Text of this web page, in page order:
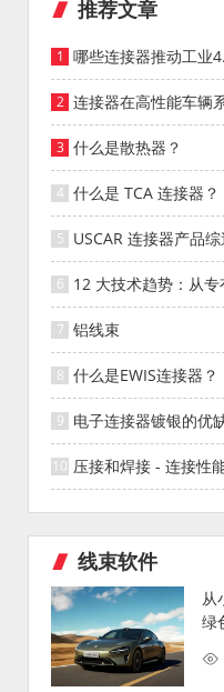
推荐文章
哪些连接器推动工业
连接器在高性能车辆
什么是散热器？
什么是 TCA 连接器？
USCAR 连接器产品综
12 大技术趋势：从
器的演变
铝线束
什么是EWIS连接器？
电子连接器镀银的优
压接和焊接 - 连接性
线束软件
从
绿